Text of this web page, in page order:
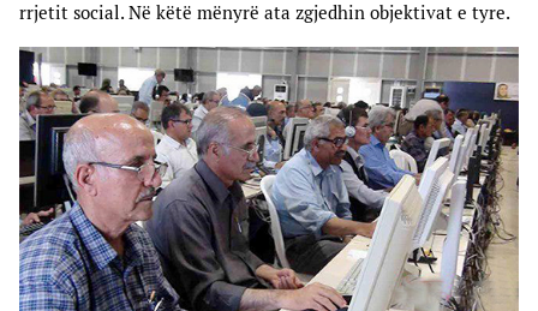
rrjetit social. Në këtë mënyrë ata zgjedhin objektivat e tyre.